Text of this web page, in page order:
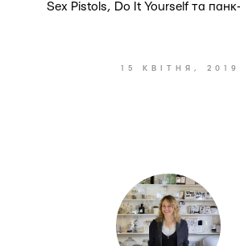
Sex Pistols, Do It Yourself та
15 КВІТНЯ, 2019